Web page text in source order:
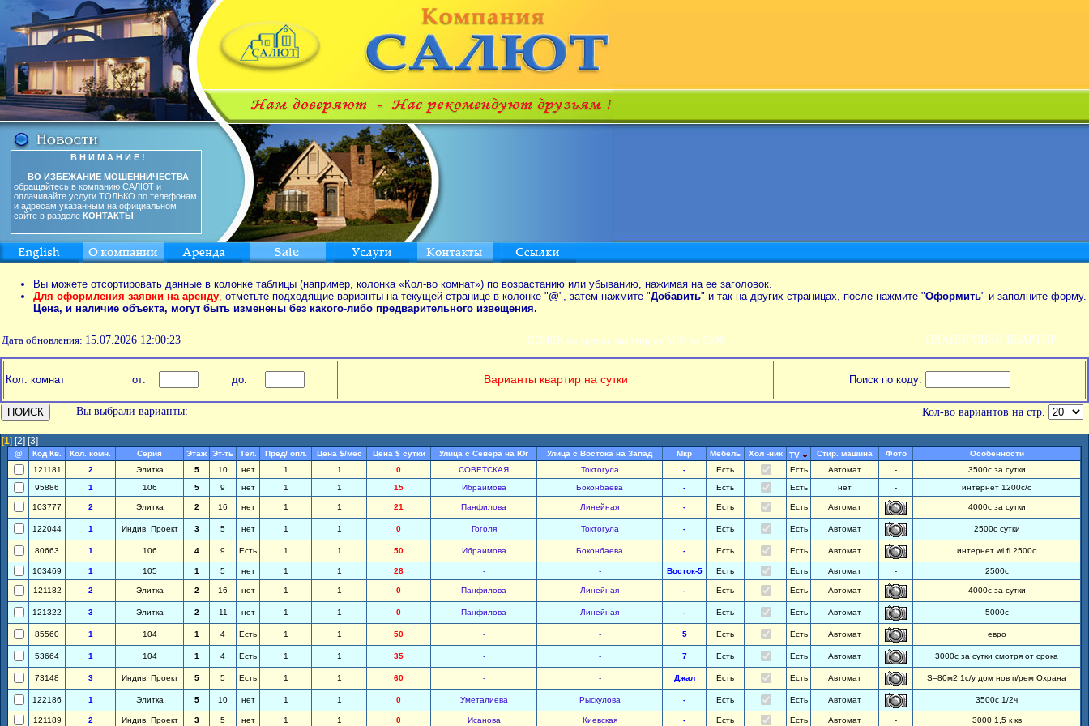
В Н И М А Н И Е !
ВО ИЗБЕЖАНИЕ МОШЕННИЧЕСТВА
обращайтесь в компанию САЛЮТ и
оплачивайте услуги ТОЛЬКО по телефонам
и адресам указанным на официальном
сайте в разделе КОНТАКТЫ
Вы можете отсортировать данные в колонке таблицы (например, колонка «Кол-во комнат») по возрастанию или убыванию, нажимая на ее заголовок.
Для оформления заявки на аренду, отметьте подходящие варианты на текущей странице в колонке "@", затем нажмите "Добавить" и так на других страницах, после нажмите "Оформить" и заполните форму.
Цена, и наличие объекта, могут быть изменены без какого-либо предварительного извещения.
Дата обновления: 15.07.2026 12:00:23 ПОИСК по аренде квартир от MIN до 550$ ПЛАНИРОВКИ КВАРТИР
Кол. комнат от: до: Варианты квартир на сутки Поиск по коду:
Вы выбрали варианты: Кол-во вариантов на стр.
[1] [2] [3]
@ Код Кв. Кол. комн. Серия Этаж Эт-ть Тел. Пред/ опл. Цена $/мес Цена $ сутки Улица с Севера на Юг Улица с Востока на Запад Мкр Мебель Хол -ник TV Стир. машина Фото
Особенности
121181
2 Элитка 5 10 нет 1 1 0 СОВЕТСКАЯ Токтогула - Есть Есть Автомат -
3500с за сутки
95886
1 106 5 9 нет 1 1 15 Ибраимова Боконбаева - Есть Есть нет - интернет 1200с/с
103777 2 Элитка 2 16 нет 1 1 21 Панфилова Линейная - Есть Есть Автомат 4000с за сутки
122044 1 Индив. Проект 3 5 нет 1 1 0 Гоголя Токтогула - Есть Есть Автомат 2500с сутки
80663 1 106 4 9 Есть 1 1 50 Ибраимова Боконбаева - Есть Есть Автомат интернет wi fi 2500с
103469 1 105 1 5 нет 1 1 28 - - Восток-5 Есть Есть Автомат - 2500с
121182 2 Элитка 2 16 нет 1 1 0 Панфилова Линейная - Есть Есть Автомат 4000с за сутки
121322 3 Элитка 2 11 нет 1 1 0 Панфилова Линейная - Есть Есть Автомат 5000с
85560 1 104 1 4 Есть 1 1 50 - - 5 Есть Есть Автомат евро
53664 1 104 1 4 Есть 1 1 35 - - 7 Есть Есть Автомат 3000с за сутки смотря от срока
73148 3 Индив. Проект 5 5 Есть 1 1 60 - - Джал Есть Есть Автомат S=80м2 1с/у дом нов п/рем Охрана
122186 1 Элитка 5 10 нет 1 1 0 Уметалиева Рыскулова - Есть Есть Автомат 3500с 1/2ч
121189 2 Индив. Проект 3 5 нет 1 1 0 Исанова Киевская - Есть Есть Автомат - 3000 1,5 к кв